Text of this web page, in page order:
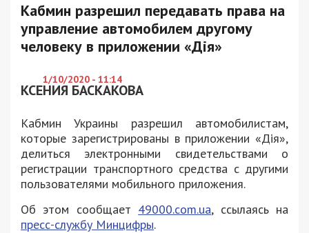
Кабмин разрешил передавать права на
управление автомобилем другому
человеку в приложении «Дія»
1/10/2020 - 11:14
КСЕНИЯ БАСКАКОВА
Кабмин Украины разрешил автомобилистам,
которые зарегистрированы в приложении «Дія»,
делиться электронными свидетельствами о
регистрации транспортного средства с другими
пользователями мобильного приложения.
Об этом сообщает 49000.com.ua, ссылаясь на
пресс-службу Минцифры.